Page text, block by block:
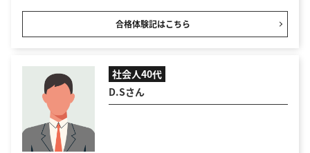
合格体験記はこちら
社会人40代
D.Sさん